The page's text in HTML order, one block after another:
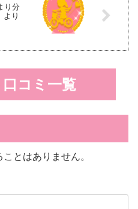
り分
より
コミ一覧
とはありません。